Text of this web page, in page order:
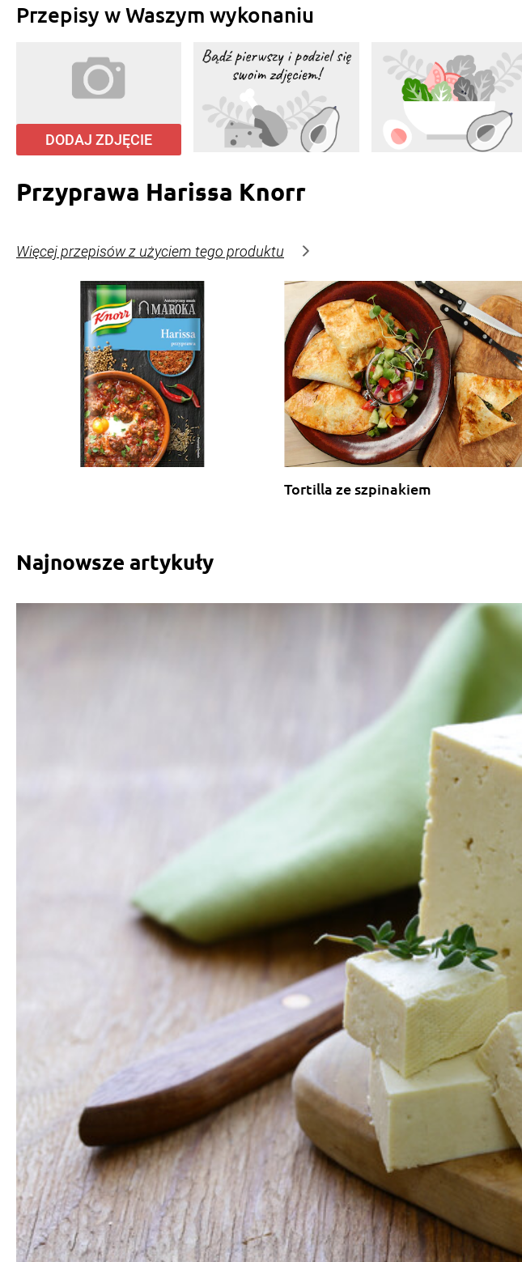
Przepisy w Waszym wykonaniu
DODAJ ZDJĘCIE
Przyprawa Harissa Knorr
Więcej przepisów z użyciem tego produktu
Tortilla ze szpinakiem
Najnowsze artykuły